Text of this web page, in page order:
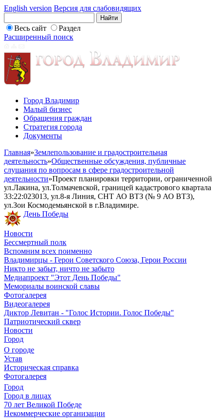
English version Версия для слабовидящих
Весь сайт
Раздел
Расширенный поиск
Город Владимир
Малый бизнес
Обращения граждан
Стратегия города
Документы
Главная»Землепользование и градостроительная
деятельность»Общественные обсуждения, публичные
слушания по вопросам в сфере градостроительной
деятельности»Проект планировки территории, ограниченной
ул.Лакина, ул.Толмачевской, границей кадастрового квартала
33:22:023013, ул.8-я Линия, СНТ АО ВТЗ (№ 9 АО ВТЗ),
ул.Зои Космодемьянской в г.Владимире.
День Победы
Новости
Бессмертный полк
Вспомним всех поименно
Владимирцы - Герои Советского Союза, Герои России
Никто не забыт, ничто не забыто
Медиапроект "Этот День Победы"
Мемориалы воинской славы
Фотогалерея
Видеогалерея
Диктор Левитан - "Голос Истории. Голос Победы"
Патриотический сквер
Новости
Город
О городе
Устав
Историческая справка
Фотогалерея
Город
Город в лицах
70 лет Великой Победе
Некоммерческие организации